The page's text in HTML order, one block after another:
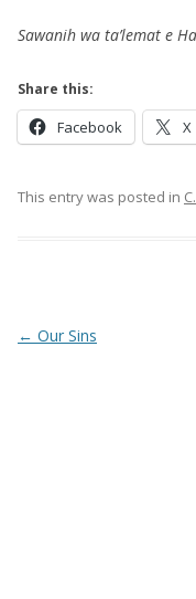
Sawanih wa ta’lemat e
Share this:
Facebook X
This entry was posted in
Post
← Our Sins